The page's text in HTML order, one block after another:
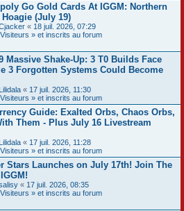
Go Gold Cards At IGGM: Northern
(July 19)
« 18 juil. 2026, 07:29
» et inscrits au forum
Massive Shake-Up: 3 T0 Builds Face
3 Forgotten Systems Could Become
Lilidala « 17 juil. 2026, 11:30
» et inscrits au forum
Guide: Exalted Orbs, Chaos Orbs,
Them - Plus July 16 Livestream
Lilidala « 17 juil. 2026, 11:28
» et inscrits au forum
Stars Launches on July 17th! Join The
« 17 juil. 2026, 08:35
» et inscrits au forum